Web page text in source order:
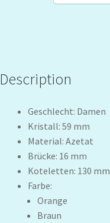
Description
Geschlecht: Damen
Kristall: 59 mm
Material: Azetat
Brücke: 16 mm
Koteletten: 130 mm
Farbe:
Orange
Braun